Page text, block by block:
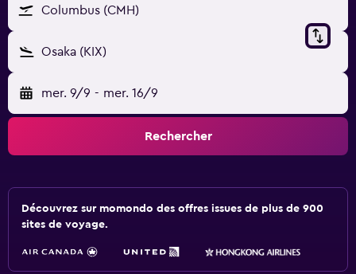
Columbus (CMH)
Osaka (KIX)
mer. 9/9 - mer. 16/9
Rechercher
Découvrez sur momondo des offres issues de plus de 900
sites de voyage.